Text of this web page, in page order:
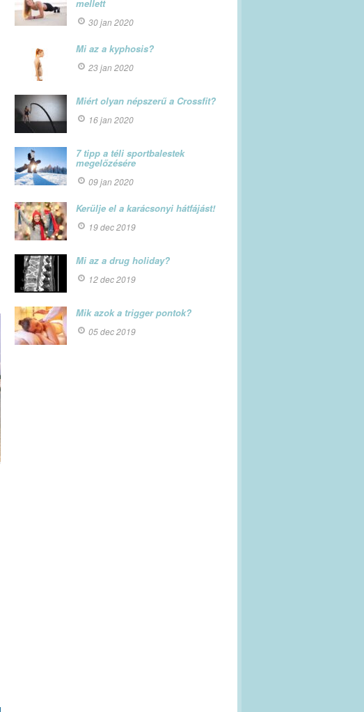
mellett
30 jan 2020
Mi az a kyphosis?
23 jan 2020
Miért olyan népszerű a Crossfit?
16 jan 2020
7 tipp a téli sportbalestek
megelőzésére
09 jan 2020
Kerülje el a karácsonyi hátfájást!
19 dec 2019
Mi az a drug holiday?
12 dec 2019
Mik azok a trigger pontok?
05 dec 2019